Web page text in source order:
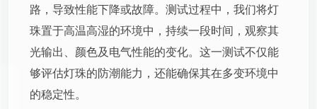
路，导致性能下降或故障。测试过程中，我们将灯
珠置于高温高湿的环境中，持续一段时间，观察其
光输出、颜色及电气性能的变化。这一测试不仅能
够评估灯珠的防潮能力，还能确保其在多变环境中
的稳定性。